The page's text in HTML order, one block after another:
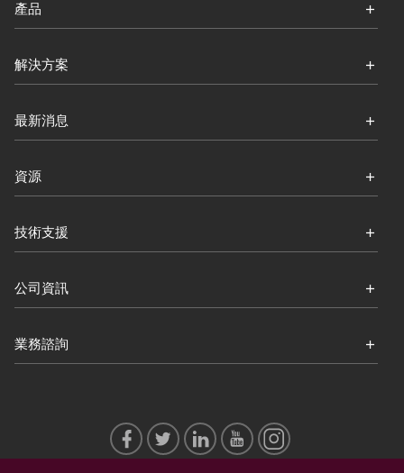
產品
解決方案
最新消息
資源
技術支援
公司資訊
業務諮詢